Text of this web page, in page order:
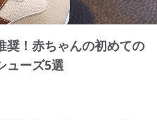
奨！赤ちゃんの初めての
ューズ5選